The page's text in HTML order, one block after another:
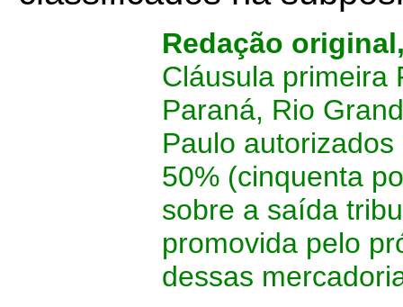
Redação
Cláusula primeira
Paraná, Rio
Paulo
50% (cinquenta
sobre a saída
promovida pelo
dessas